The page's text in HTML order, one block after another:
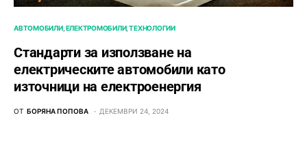
АВТОМОБИЛИ ЕЛЕКТРОМОБИЛИ ТЕХНОЛОГИИ
Стандарти за използване на
електрическите автомобили като
източници на електроенергия
ОТ БОРЯНА ПОПОВА ДЕКЕМВРИ 24, 2024